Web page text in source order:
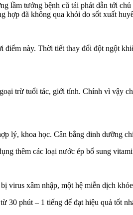
tưởng bệnh cũ tái phát dẫn tới
hợp đã không qua khỏi do sốt xuất
này. Thời tiết thay đổi đột ngột
trừ tuổi tác, giới tính. Chính vì vậy
lý, khoa học. Cân bằng dinh dưỡng
thêm các loại nước ép bổ sung
xâm nhập, một hệ miễn dịch
30 phút – 1 tiếng để đạt hiệu quả tốt